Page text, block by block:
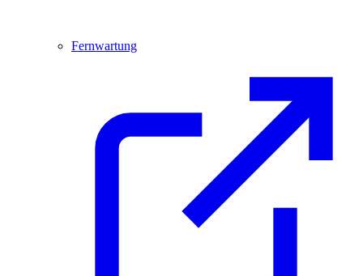
Fernwartung